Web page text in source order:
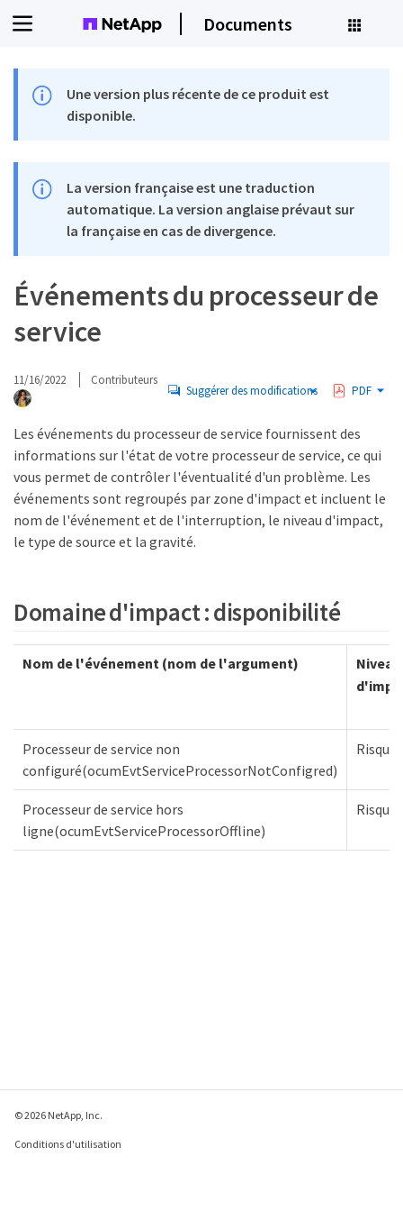
Documents
Une version plus récente de ce produit est
disponible.
La version française est une traduction
automatique. La version anglaise prévaut sur
la française en cas de divergence.
Événements du processeur de
service
11/16/2022 Contributeurs
Suggérer des modifications PDF
Les événements du processeur de service fournissent des
informations sur l'état de votre processeur de service, ce qui
vous permet de contrôler l'éventualité d'un problème. Les
événements sont regroupés par zone d'impact et incluent le
nom de l'événement et de l'interruption, le niveau d'impact,
le type de source et la gravité.
Domaine d'impact : disponibilité
Nom de l'événement (nom de l'argument)
Niveau
Processeur de service non
configuré(ocumEvtServiceProcessorNotConfigred)
Risques
Processeur de service hors
ligne(ocumEvtServiceProcessorOffline)
Risques
© 2026 NetApp, Inc.
Conditions d'utilisation